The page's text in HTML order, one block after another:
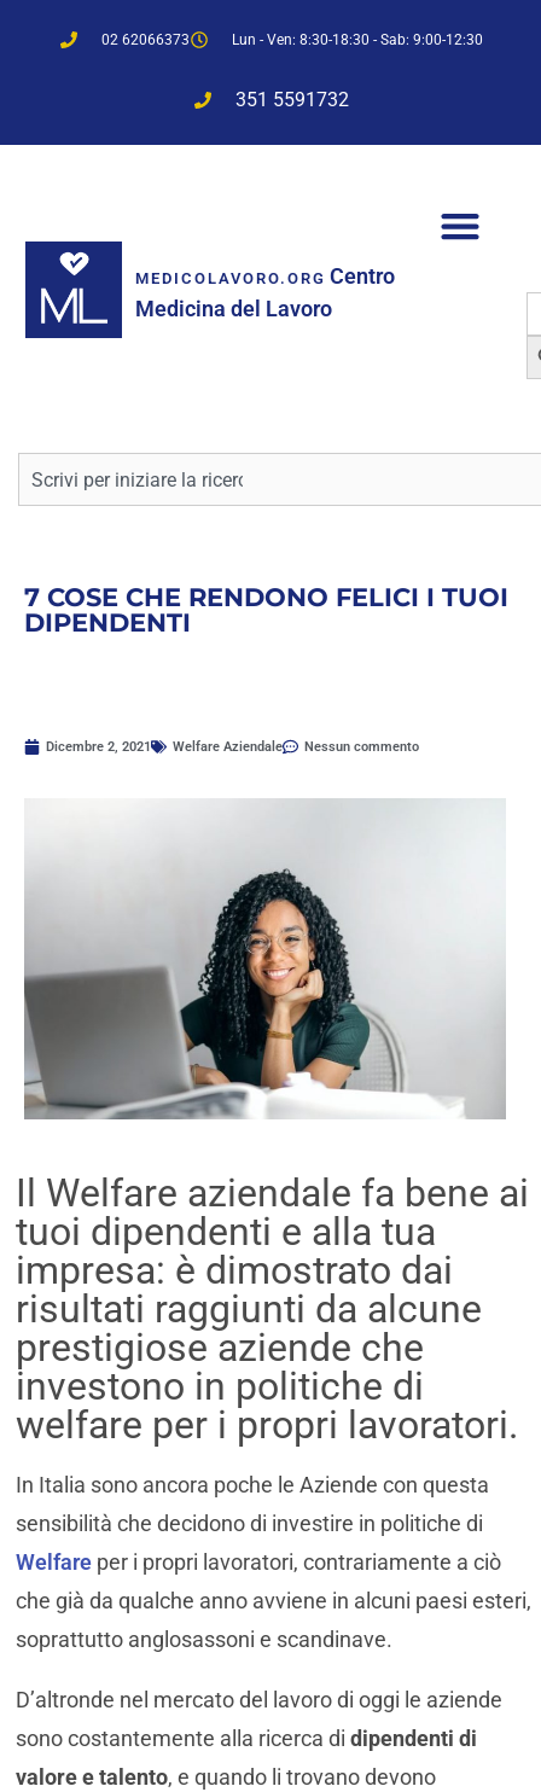
02 62066373 Lun - Ven: 8:30-18:30 - Sab: 9:00-12:30
351 5591732
MEDICOLAVORO.ORG Centro
Medicina del Lavoro
Cerca
7 COSE CHE RENDONO FELICI I TUOI
DIPENDENTI
Dicembre 2, 2021 Welfare Aziendale Nessun commento
Il Welfare aziendale fa bene ai
tuoi dipendenti e alla tua
impresa: è dimostrato dai
risultati raggiunti da alcune
prestigiose aziende che
investono in politiche di
welfare per i propri lavoratori.
In Italia sono ancora poche le Aziende con questa
sensibilità che decidono di investire in politiche di
Welfare per i propri lavoratori, contrariamente a ciò
che già da qualche anno avviene in alcuni paesi esteri,
soprattutto anglosassoni e scandinave.
D’altronde nel mercato del lavoro di oggi le aziende
sono costantemente alla ricerca di dipendenti di
valore e talento, e quando li trovano devono